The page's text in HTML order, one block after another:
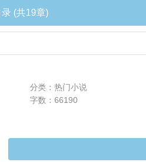
(共19章)
分类：热门小说
字数：66190